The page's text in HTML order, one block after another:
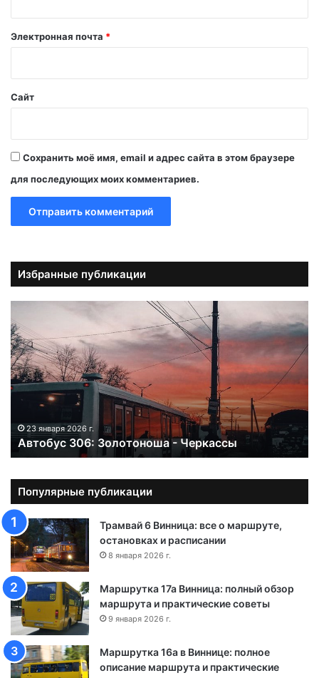
й
Электронная почта *
Сайт
Сохранить моё имя, email и адрес сайта в этом браузере
для последующих моих комментариев.
Избранные публикации
в
т
о
б
у
:
л
о
т
о
н
о
ш
а
-
Ч
е
р
23 января 2026 г.
Автобус 306: Золотоноша - Черкассы
Популярные публикации
Трамвай 6 Винница: все о маршруте,
остановках и расписании
8 января 2026 г.
Маршрутка 17а Винница: полный обзор
маршрута и практические советы
9 января 2026 г.
Маршрутка 16а в Виннице: полное
описание маршрута и практические